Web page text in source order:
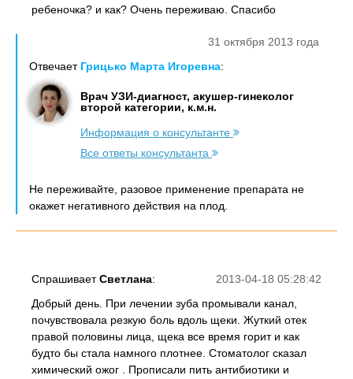
ребеночка? и как? Очень переживаю. Спасибо
31 октября 2013 года
Отвечает Грицько Марта Игоревна:
Врач УЗИ-диагност, акушер-гинеколог
второй категории, к.м.н.
Информация о консультанте
Все ответы консультанта
Не переживайте, разовое применение препарата не
окажет негативного действия на плод.
2013-04-18 05:28:42
СпрашиваетСветлана:
Добрый день. При лечении зуба промывали канал,
почувствовала резкую боль вдоль щеки. Жуткий отек
правой половины лица, щека все время горит и как
будто бы стала намного плотнее. Стоматолог сказал
химический ожог . Прописали пить антибиотики и